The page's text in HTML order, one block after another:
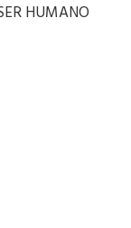
HUMANO